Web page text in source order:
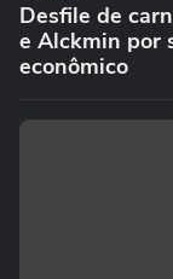
Desfile de
e Alckmin por
econômico